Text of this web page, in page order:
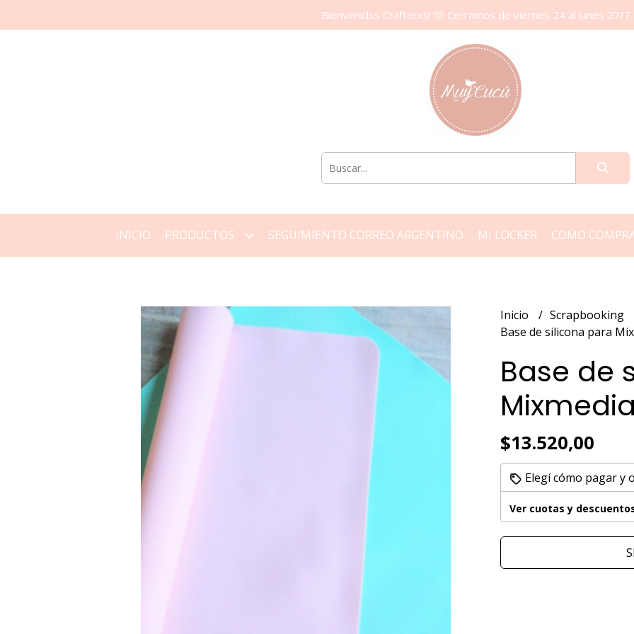
Bienvenidxs Crafterxs! 🩷 Cerramos de viernes 24 al lunes 27/7
INICIO PRODUCTOS SEGUIMIENTO CORREO ARGENTINO MI LOCKER COMO
Inicio
Scrapbooking
Base de silicona para
Base de
$13.520,00
Elegí cómo pagar y
Ver cuotas y